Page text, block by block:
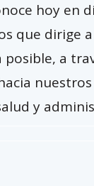
hoy en
que dirige
a
y